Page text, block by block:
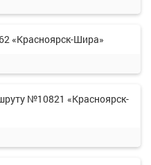
«Красноярск-Шира»
№10821 «Красноярск-